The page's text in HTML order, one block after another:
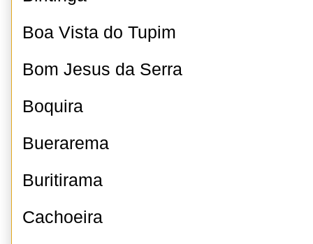
Boa Vista do Tupim
Bom Jesus da Serra
Boquira
Buerarema
Buritirama
Cachoeira